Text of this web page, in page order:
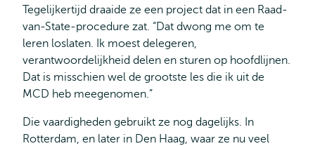
Tegelijkertijd draaide ze een project dat in een Raad-
van-State-procedure zat. “Dat dwong me om te
leren loslaten. Ik moest delegeren,
verantwoordelijkheid delen en sturen op hoofdlijnen.
Dat is misschien wel de grootste les die ik uit de
MCD heb meegenomen.”
Die vaardigheden gebruikt ze nog dagelijks. In
Rotterdam, en later in Den Haag, waar ze nu veel